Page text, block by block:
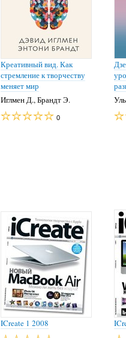
Креативный вид. Как
стремление к творчеству
меняет мир
Иглмен Д., Брандт Э.
0
ICreate 1 2008